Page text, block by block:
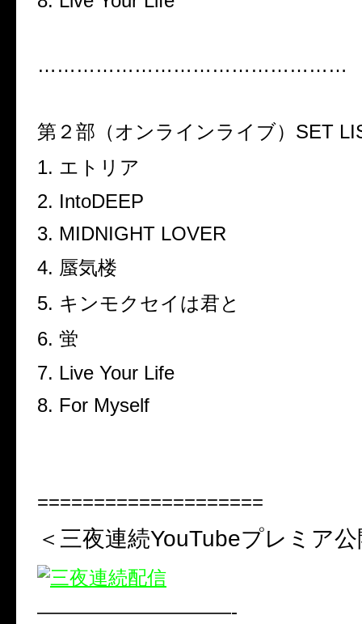
…………………………………………
第２部（オンラインライブ）SET
1. エトリア
2. IntoDEEP
3. MIDNIGHT LOVER
4. 蜃気楼
5. キンモクセイは君と
6. 蛍
7. Live Your Life
8. For Myself
====================
＜三夜連続YouTubeプレミア
——————————-